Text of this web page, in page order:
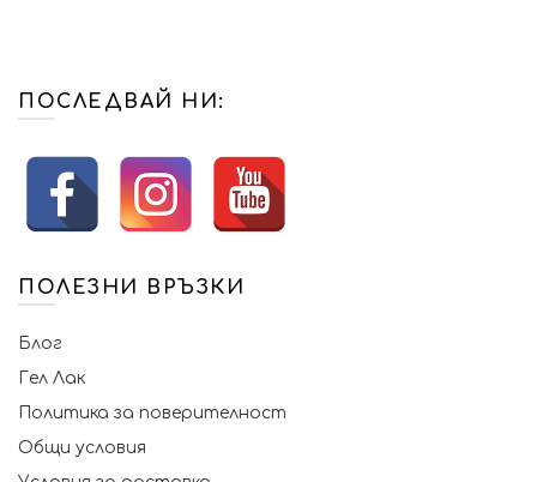
ПОСЛЕДВАЙ НИ:
ПОЛЕЗНИ ВРЪЗКИ
Блог
Гел Лак
Политика за поверителност
Общи условия